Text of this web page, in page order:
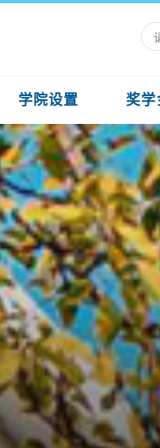
学院设置 奖学